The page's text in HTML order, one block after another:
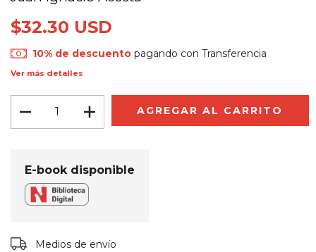
$32.30 USD
10% de descuento pagando con Transferencia
Ver más detalles
E-book disponible
Entregas para el CP:
Medios de envío